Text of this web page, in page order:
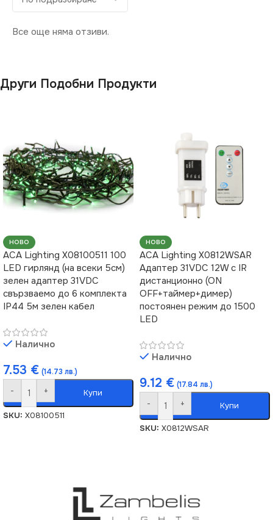
Все още няма отзиви.
Други Подобни Продукти
НОВО
ACA Lighting X08100511 100
LED гирлянд (на всеки 5см)
зелен адаптер 31VDC
свързваемо до 6 комплекта
IP44 5м зелен кабел
Налично
7.53 € (14.73 лв.)
- + Купи
SKU: X08100511
НОВО
ACA Lighting X0812WSAR
Адаптер 31VDC 12W с IR
дистанционно (ON
OFF+таймер+димер)
постоянен режим до 1500
LED
Налично
9.12 € (17.84 лв.)
- + Купи
SKU: X0812WSAR